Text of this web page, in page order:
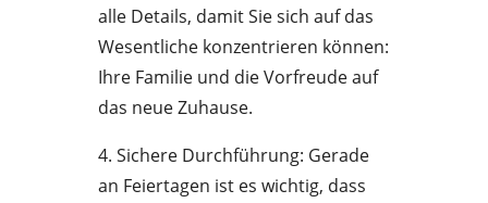
alle Details, damit Sie sich auf das
Wesentliche konzentrieren können:
Ihre Familie und die Vorfreude auf
das neue Zuhause.
4. Sichere Durchführung: Gerade
an Feiertagen ist es wichtig, dass